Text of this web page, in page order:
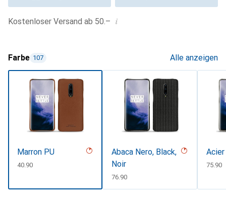
Kostenloser Versand ab 50.– i
Farbe 107 Alle anzeigen
Marron PU
CHF
40.90
Abaca Nero, Black,
Noir
CHF
76.90
CHF
75.90